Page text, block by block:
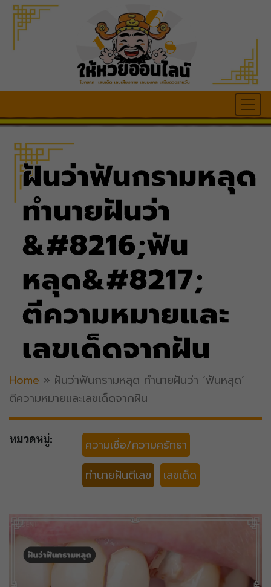
ฝันว่าฟันกรามหลุด
ทำนายฝันว่า
&#8216;ฟัน
หลุด&#8217;
ตีความหมายและ
เลขเด็ดจากฝัน
Home » ฝันว่าฟันกรามหลุด ทำนายฝันว่า ‘ฟันหลุด’
ตีความหมายและเลขเด็ดจากฝัน
หมวดหมู่:
ความเชื่อ/ความศรัทธา
ทำนายฝันตีเลข
เลขเด็ด